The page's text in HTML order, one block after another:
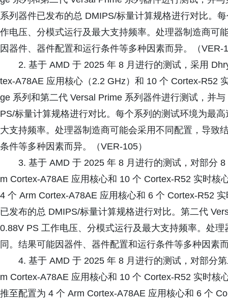
系列器件已发布的总 DMIPS/标量计算规格进行对比。
作电压、分模式运行及最大支持频率。处理器制造商可
因器件、器件配置和运行条件等多种因素而异。（VER-
2. 基于 AMD 于 2025 年 8 月进行的测试，采用
tex-A78AE 应用核心（2.2 GHz）和 10 个 Cortex-R52
ge 系列和第二代 Versal Prime 系列器件进行测试，并
PS/标量计算规格进行对比。每个系列的测试环境为最
大支持频率。处理器制造商可能会采用不同配置，导致
条件等多种因素而异。（VER-105）
3. 基于 AMD 于 2025 年 8 月进行的测试，对部分
m Cortex-A78AE 应用核心和 10 个 Cortex-R52 实时核
4 个 Arm Cortex-A78AE 应用核心和 6 个 Cortex-R52
已发布的总 DMIPS/标量计算规格进行对比。第二代
0.88V PS 工作电压、分模式运行及最大支持频率。处
同。结果可能因器件、器件配置和运行条件等多种因素
4. 基于 AMD 于 2025 年 8 月进行的测试，对部分
m Cortex-A78AE 应用核心和 10 个 Cortex-R52 实时核
推至配置为 4 个 Arm Cortex-A78AE 应用核心和 6 个